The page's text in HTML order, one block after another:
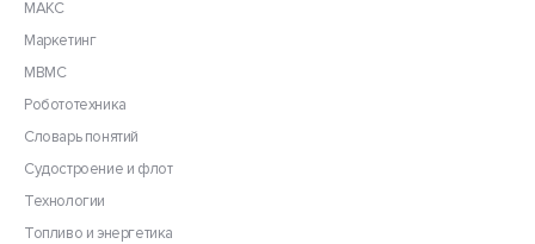
МАКС
Маркетинг
МВМС
Робототехника
Словарь понятий
Судостроение и флот
Технологии
Топливо и энергетика